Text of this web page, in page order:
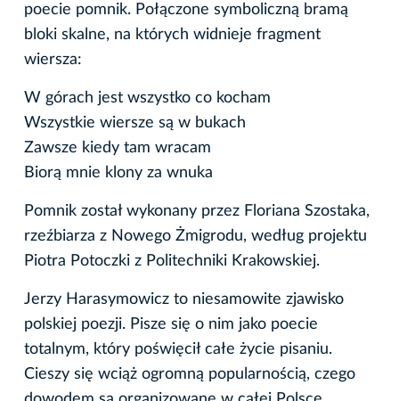
poecie pomnik. Połączone symboliczną bramą
bloki skalne, na których widnieje fragment
wiersza:
W górach jest wszystko co kocham
Wszystkie wiersze są w bukach
Zawsze kiedy tam wracam
Biorą mnie klony za wnuka
Pomnik został wykonany przez Floriana Szostaka,
rzeźbiarza z Nowego Żmigrodu, według projektu
Piotra Potoczki z Politechniki Krakowskiej.
Jerzy Harasymowicz to niesamowite zjawisko
polskiej poezji. Pisze się o nim jako poecie
totalnym, który poświęcił całe życie pisaniu.
Cieszy się wciąż ogromną popularnością, czego